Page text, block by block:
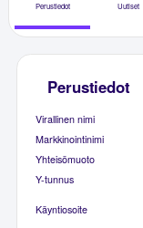
Perustiedot Uutiset
Perustiedot
Virallinen nimi
Markkinointinimi
Yhteisömuoto
Y-tunnus
Käyntiosoite